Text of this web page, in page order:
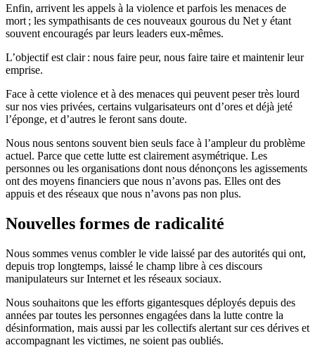
Enfin, arrivent les appels à la violence et parfois les menaces de
mort ; les sympathisants de ces nouveaux gourous du Net y étant
souvent encouragés par leurs leaders eux-mêmes.
L’objectif est clair : nous faire peur, nous faire taire et maintenir leur
emprise.
Face à cette violence et à des menaces qui peuvent peser très lourd
sur nos vies privées, certains vulgarisateurs ont d’ores et déjà jeté
l’éponge, et d’autres le feront sans doute.
Nous nous sentons souvent bien seuls face à l’ampleur du problème
actuel. Parce que cette lutte est clairement asymétrique. Les
personnes ou les organisations dont nous dénonçons les agissements
ont des moyens financiers que nous n’avons pas. Elles ont des
appuis et des réseaux que nous n’avons pas non plus.
Nouvelles formes de radicalité
Nous sommes venus combler le vide laissé par des autorités qui ont,
depuis trop longtemps, laissé le champ libre à ces discours
manipulateurs sur Internet et les réseaux sociaux.
Nous souhaitons que les efforts gigantesques déployés depuis des
années par toutes les personnes engagées dans la lutte contre la
désinformation, mais aussi par les collectifs alertant sur ces dérives et
accompagnant les victimes, ne soient pas oubliés.